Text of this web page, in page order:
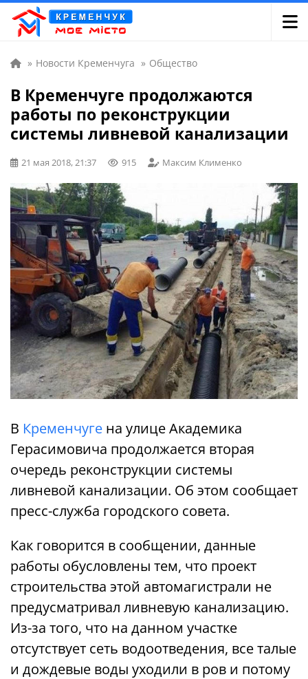
» Новости Кременчуга » Общество
В Кременчуге продолжаются
работы по реконструкции
системы ливневой канализации
21 мая 2018, 21:37 915 Максим Клименко
В Кременчуге на улице Академика
Герасимовича продолжается вторая
очередь реконструкции системы
ливневой канализации. Об этом сообщает
пресс-служба городского совета.
Как говорится в сообщении, данные
работы обусловлены тем, что проект
строительства этой автомагистрали не
предусматривал ливневую канализацию.
Из-за того, что на данном участке
отсутствует сеть водоотведения, все талые
и дождевые воды уходили в ров и потому